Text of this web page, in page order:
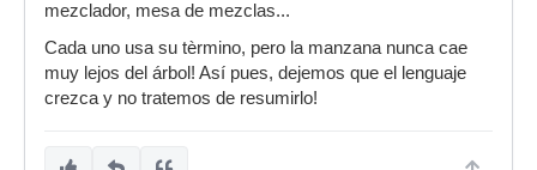
mezclador, mesa de mezclas...
Cada uno usa su tèrmino, pero la manzana nunca cae
muy lejos del árbol! Así pues, dejemos que el lenguaje
crezca y no tratemos de resumirlo!